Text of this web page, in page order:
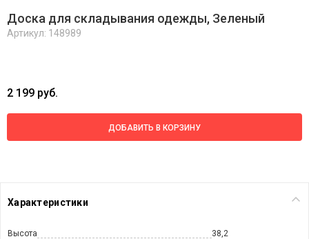
Доска для складывания одежды, Зеленый
Артикул: 148989
2 199 руб.
ДОБАВИТЬ В КОРЗИНУ
Характеристики
Высота
38,2